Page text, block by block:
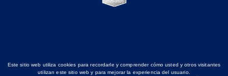
Este sitio web utiliza cookies para recordarle y comprender cómo usted y otros visitantes
utilizan este sitio web y para mejorar la experiencia del usuario.